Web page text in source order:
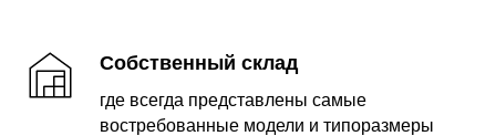
Cобственный склад
где всегда представлены самые
востребованные модели и типоразмеры